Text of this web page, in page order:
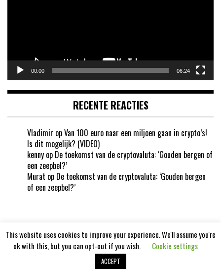
00:00 06:24
RECENTE REACTIES
Vladimir opVan 100 euro naar een miljoen gaan in crypto’s!
Is dit mogelijk? (VIDEO)
kenny op De toekomst van de cryptovaluta: ‘Gouden bergen of
een zeepbel?’
Murat op De toekomst van de cryptovaluta: ‘Gouden bergen
of een zeepbel?’
Cryptotoekomst 2020
Aangedreven door
This website uses cookies to improve your experience. We'll assume you're
ok with this, but you can opt-out if you wish.
Cookie settings
ACCEPT